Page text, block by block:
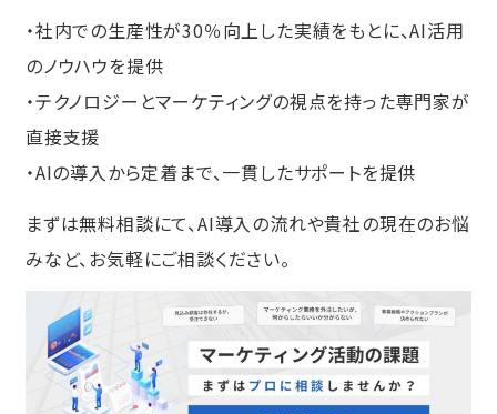
・社内での生産性が30％向上した実績をもとに、AI活用
のノウハウを提供
・テクノロジーとマーケティングの視点を持った専門家が
直接支援
・AIの導入から定着まで、一貫したサポートを提供​
まずは無料相談にて、AI導入の流れや貴社の現在のお悩
みなど、お気軽にご相談ください。